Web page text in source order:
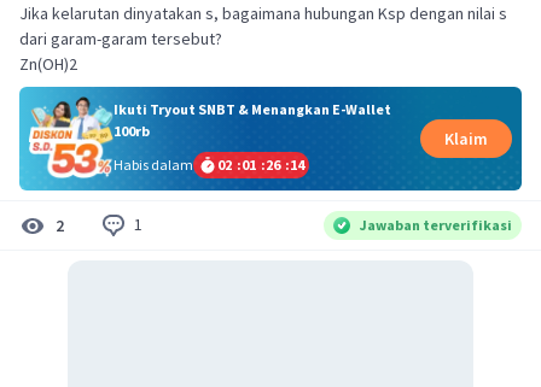
Jika kelarutan dinyatakan s, bagaimana hubungan Ksp dengan nilai s
dari garam-garam tersebut?
Zn(OH)2
Ikuti Tryout SNBT & Menangkan E-Wallet
100rb
Habis dalam
02 :01 :26 :14
Klaim
2 1 Jawaban terverifikasi